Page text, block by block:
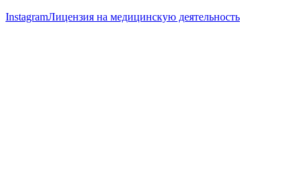
InstagramЛицензия на медицинскую деятельность